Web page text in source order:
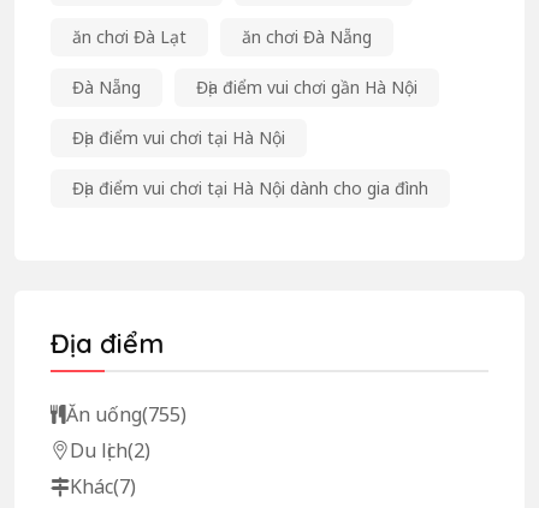
ăn chơi Đà Lạt ăn chơi Đà Nẵng
Đà Nẵng Địa điểm vui chơi gần Hà Nội
Địa điểm vui chơi tại Hà Nội
Địa điểm vui chơi tại Hà Nội dành cho gia đình
Địa điểm
Ăn uống(755)
Du lịch(2)
Khác(7)